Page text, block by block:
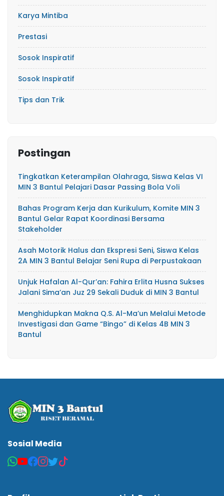
Karya Mintiba
Prestasi
Sosok Inspiratif
Sosok Inspiratif
Tips dan Trik
Postingan
Tingkatkan Keterampilan Olahraga, Siswa Kelas VI
MIN 3 Bantul Pelajari Dasar Passing Bola Voli
Bahas Program Kerja dan Kurikulum, Komite MIN 3
Bantul Gelar Rapat Koordinasi Bersama
Stakeholder
Asah Motorik Halus dan Ekspresi Seni, Siswa Kelas
2A MIN 3 Bantul Belajar Seni Rupa di Perpustakaan
Unjuk Hafalan Al-Qur’an: Fahira Erlita Husna Sukses
Jalani Sima’an Juz 29 Sekali Duduk di MIN 3 Bantul
Menghidupkan Makna Q.S. Al-Ma’un Melalui Metode
Investigasi dan Game “Bingo” di Kelas 4B MIN 3
Bantul
Sosial Media